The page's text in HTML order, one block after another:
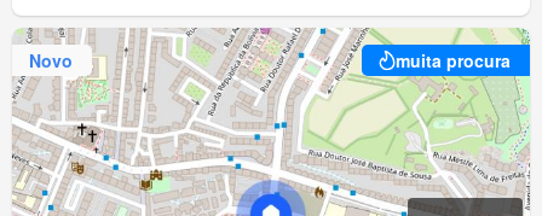
Novo muita procura